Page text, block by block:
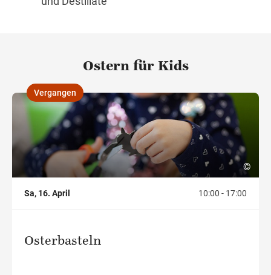
Ostern für Kids
,
©
Vergangen
Sa, 16. April 10:00 - 17:00
Osterbasteln